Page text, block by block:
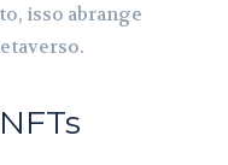
isso abrange